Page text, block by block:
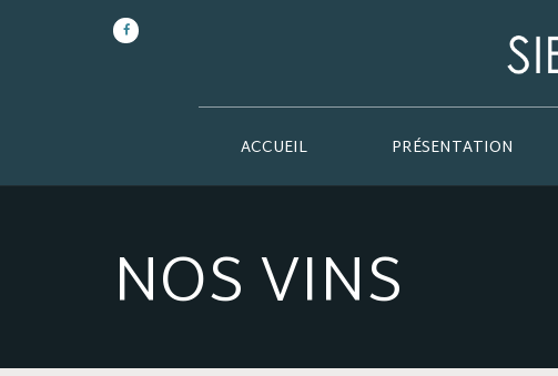
ACCUEIL PRÉSENTATION
NOS VINS